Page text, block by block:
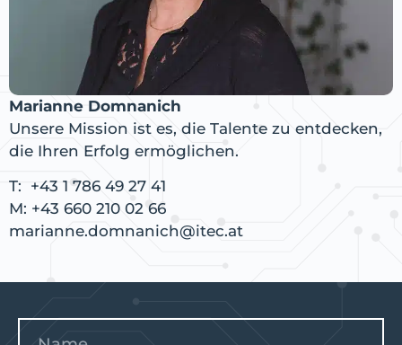
Marianne Domnanich
Unsere Mission ist es, die Talente zu entdecken,
die Ihren Erfolg ermöglichen.
T: +43 1 786 49 27 41
M: +43 660 210 02 66
marianne.domnanich@itec.at